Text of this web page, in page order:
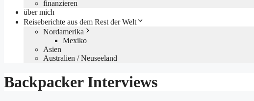
finanzieren
über mich
Reiseberichte aus dem Rest der Welt
Nordamerika
Mexiko
Asien
Australien / Neuseeland
Backpacker Interviews